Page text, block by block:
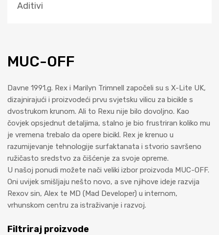
Aditivi
MUC-OFF
Davne 1991.g. Rex i Marilyn Trimnell započeli su s X-Lite UK,
dizajnirajući i proizvodeći prvu svjetsku vilicu za bicikle s
dvostrukom krunom. Ali to Rexu nije bilo dovoljno. Kao
čovjek opsjednut detaljima, stalno je bio frustriran koliko mu
je vremena trebalo da opere bicikl. Rex je krenuo u
razumijevanje tehnologije surfaktanata i stvorio savršeno
ružičasto sredstvo za čišćenje za svoje opreme.
U našoj ponudi možete nači veliki izbor proizvoda MUC-OFF.
Oni uvijek smišljaju nešto novo, a sve njihove ideje razvija
Rexov sin, Alex te MD (Mad Developer) u internom,
vrhunskom centru za istraživanje i razvoj.
Filtriraj proizvode